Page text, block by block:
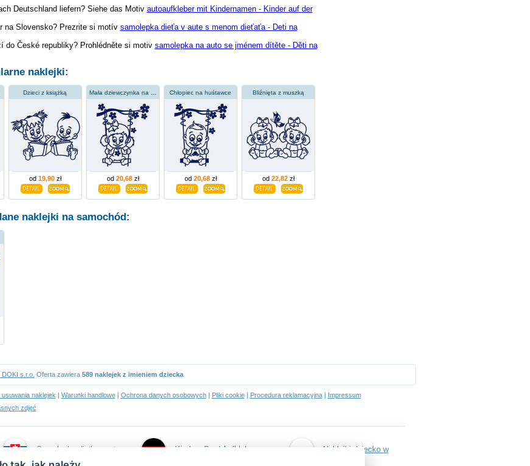
Deutschland liefern? Siehe das Motiv autoaufkleber mit Kindernamen - Kinder auf der
na Slovensko? Prezrite si motív samolepka dieťa v aute s menom dieťaťa - Deti na
do České republiky? Prohlédněte si motiv samolepka na auto se jménem dítěte - Děti na
naklejki:
Dzieci z książką
od 19,90zł
Mała dziewczynka na huśtawce
od 20,68zł
Chłopiec na huśtawce
od 20,68zł
Bliźnięta z muszką
od 22,82zł
naklejki na samochód:
DOKI s.r.o. Oferta zawiera 589 naklejek z imieniem dziecka
naklejek | Warunki handlowe| Ochrona danych osobowych| Pliki cookie| Procedura reklamacyjna| Impressum
zdjęć
Samolepky dieťa v aute Kind an Bord Aufkleber Naklejki dziecko w